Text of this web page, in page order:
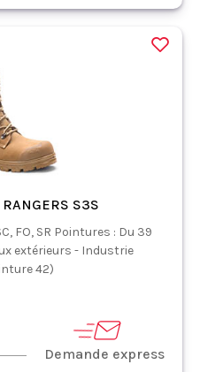
S3S
FO, SR Pointures : Du 39
extérieurs - Industrie
42)
Demande express